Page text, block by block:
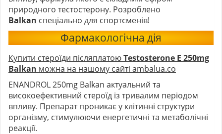
природного тестостерону. Розроблено
Balkan спеціально для спортсменів!
Фармакологічна дія
Купити стероїди післяплатоюTestosterone E 250mg
Balkan можна на нашому сайті ambalua.co
ENANDROL 250mg Balkan актуальний та
високоефективний стероїд із тривалим періодом
впливу. Препарат проникає у клітинні структури
організму, стимулюючи енергетичні та метаболічні
реакції.